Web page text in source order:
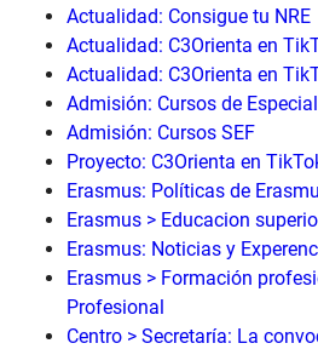
Actualidad: Consigue tu NRE
Actualidad: C3Orienta en
Actualidad: C3Orienta en
Admisión: Cursos de
Admisión: Cursos SEF
Proyecto: C3Orienta en
Erasmus: Políticas de
Erasmus > Educacion
Erasmus: Noticias y
Erasmus > Formación
Profesional
Centro > Secretaría: La